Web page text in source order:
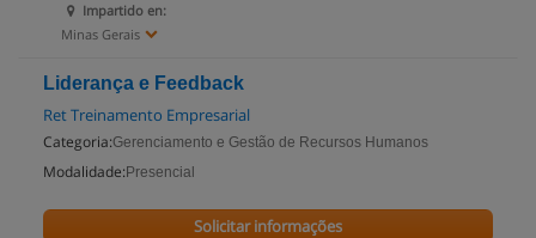
Impartido en:
Minas Gerais
Liderança e Feedback
Ret Treinamento Empresarial
Categoria:Gerenciamento e Gestão de Recursos Humanos
Modalidade: Presencial
Solicitar informações